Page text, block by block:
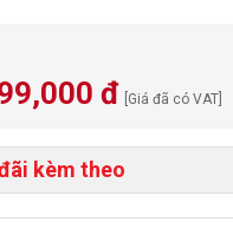
đ [Giá đã có VAT]
kèm theo